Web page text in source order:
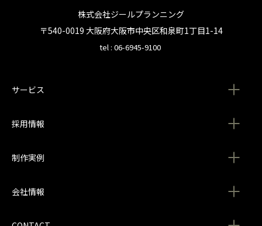
株式会社ジールプランニング
〒540-0019 大阪府大阪市中央区和泉町1丁目1-14
tel : 06-6945-9100
サービス
採用情報
制作実例
会社情報